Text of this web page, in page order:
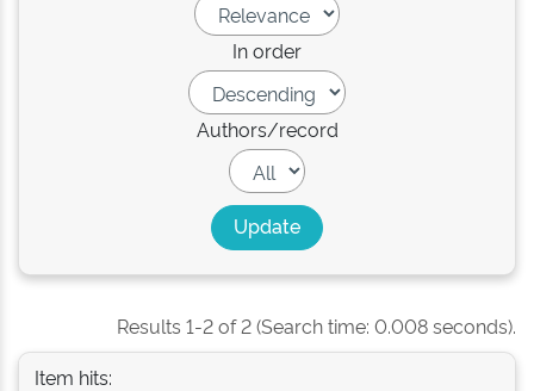
In order
Authors/record
Results 1-2 of 2 (Search time: 0.008 seconds).
Item hits: